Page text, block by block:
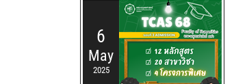
6
May
2025